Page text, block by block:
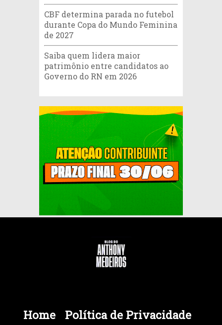
CBF determina parada no futebol
durante Copa do Mundo Feminina
de 2027
Saiba quem lidera maior
patrimônio entre candidatos ao
Governo do RN em 2026
Home
Política de Privacidade